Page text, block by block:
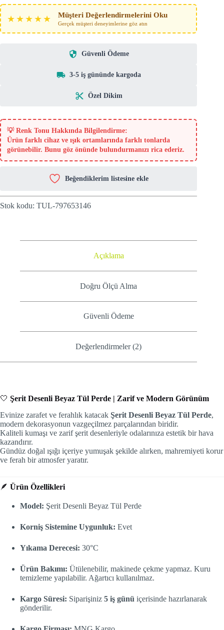
★★★★★ Müşteri Değerlendirmelerini Oku
Gerçek müşteri deneyimlerine göz atın
Güvenli Ödeme
3-5 iş gününde kargoda
Özel Dikim
💡 Renk Tonu Hakkında Bilgilendirme:
Ürün farklı cihaz ve ışık ortamlarında farklı tonlarda
görünebilir. Bunu göz önünde bulundurmanızı rica ederiz.
Beğendiklerim listesine ekle
Stok kodu: TUL-797653146
Açıklama
Doğru Ölçü Alma
Güvenli Ödeme
Değerlendirmeler (2)
🤍 Şerit Desenli Beyaz Tül Perde | Zarif ve Modern Görünüm
Evinize zarafet ve ferahlık katacak Şerit Desenli Beyaz Tül Perde,
modern dekorasyonun vazgeçilmez parçalarından biridir.
Kaliteli kumaşı ve zarif şerit desenleriyle odalarınıza estetik bir hava
kazandırır.
Gündüz doğal ışığı içeriye yumuşak şekilde alırken, mahremiyeti korur
ve ferah bir atmosfer yaratır.
🪶 Ürün Özellikleri
Model: Şerit Desenli Beyaz Tül Perde
Korniş Sistemine Uygunluk: Evet
Yıkama Derecesi: 30°C
Ürün Bakımı: Ütülenebilir, makinede çekme yapmaz. Kuru
temizleme yapılabilir. Ağartıcı kullanılmaz.
Kargo Süresi: Siparişiniz 5 iş günü içerisinde hazırlanarak
gönderilir.